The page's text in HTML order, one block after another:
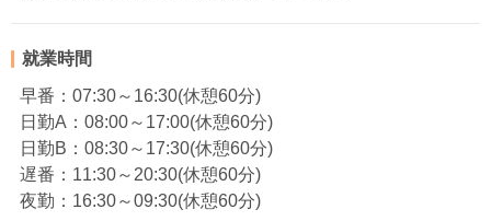
就業時間
早番：07:30～16:30(休憩60分)
日勤A：08:00～17:00(休憩60分)
日勤B：08:30～17:30(休憩60分)
遅番：11:30～20:30(休憩60分)
夜勤：16:30～09:30(休憩60分)